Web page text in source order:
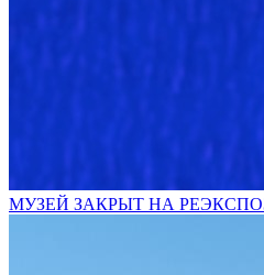
МУЗЕЙ ЗАКРЫТ НА